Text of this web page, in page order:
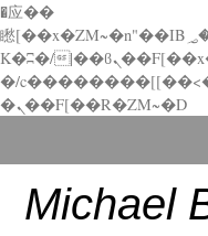
�应��
矁[��x�ZM~�n"��IB؃��!'����Тѕ��+��(m��I
K�ʭ�/|��ϐܢ��F[��x�ZMz�G�� %嬩
�/
�ܢ��F[��R�ZM~�D
down
contentMichael